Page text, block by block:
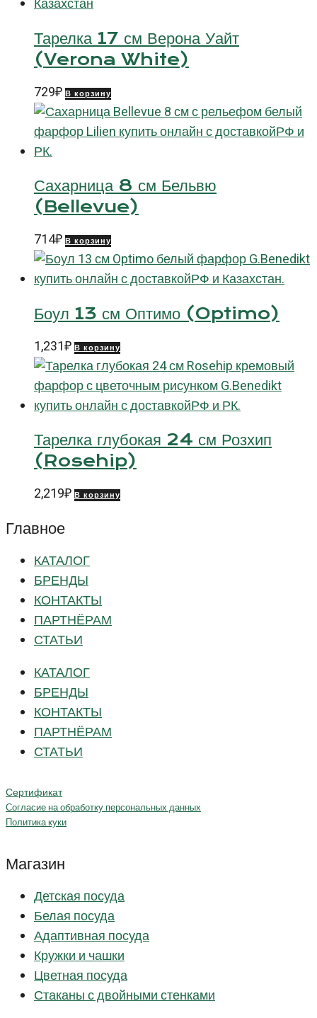
Тарелка 17 см Верона Уайт
(Verona White)
729₽ В корзину
Сахарница 8 см Бельвю
(Bellevue)
714₽ В корзину
Боул 13 см Оптимо (Optimo)
1,231₽ В корзину
Тарелка глубокая 24 см Розхип
(Rosehip)
2,219₽ В корзину
Главное
КАТАЛОГ
БРЕНДЫ
КОНТАКТЫ
ПАРТНЁРАМ
СТАТЬИ
КАТАЛОГ
БРЕНДЫ
КОНТАКТЫ
ПАРТНЁРАМ
СТАТЬИ
Сертификат
Согласие на обработку персональных данных
Политика куки
Магазин
Детская посуда
Белая посуда
Адаптивная посуда
Кружки и чашки
Цветная посуда
Стаканы с двойными стенками